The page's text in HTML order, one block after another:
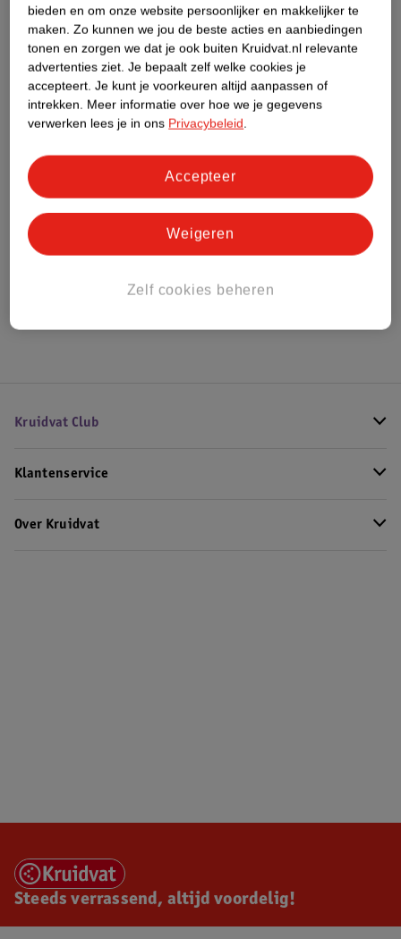
Nature Impact Score
Dit product heeft (nog) geen Nature
Impact Score.
Meer informatie
Bestel & Bezorginformatie
Bekijk ook
Kruidvat Club
Klantenservice
Over Kruidvat
Steeds verrassend, altijd voordelig!
bieden en om onze website persoonlijker en makkelijker te
maken. Zo kunnen we jou de beste acties en aanbiedingen
tonen en zorgen we dat je ook buiten Kruidvat.nl relevante
advertenties ziet. Je bepaalt zelf welke cookies je
accepteert. Je kunt je voorkeuren altijd aanpassen of
intrekken. Meer informatie over hoe we je gegevens
verwerken lees je in ons Privacybeleid.
Zelf cookies beheren
Weigeren
Accepteer